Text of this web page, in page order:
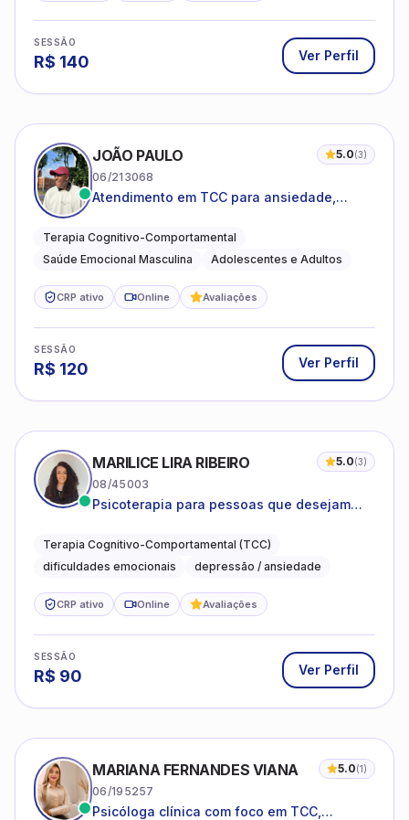
SESSÃO
R$ 140 Ver Perfil
JOÃO PAULO 5.0(3)
06/213068
Atendimento em TCC para ansiedade,
emocional
Terapia Cognitivo-Comportamental
Saúde Emocional Masculina
Adolescentes e Adultos
CRP ativo Online Avaliações
SESSÃO
R$ 120 Ver Perfil
MARILICE LIRA RIBEIRO 5.0(3)
08/45003
Psicoterapia para pessoas que desejam
dificuldades do dia a dia
Terapia Cognitivo-Comportamental (TCC)
dificuldades emocionais
depressão / ansiedade
CRP ativo Online Avaliações
SESSÃO
R$ 90 Ver Perfil
MARIANA FERNANDES VIANA 5.0(1)
06/195257
Psicóloga clínica com foco em TCC,